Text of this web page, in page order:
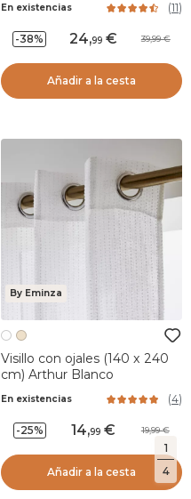
1
4
En existencias (11)
-38% 24,99 39,99
Añadir a la cesta
By Eminza
Visillo con ojales (140 x 240
cm) Arthur Blanco
En existencias (4)
-25% 14,99 19,99
Añadir a la cesta